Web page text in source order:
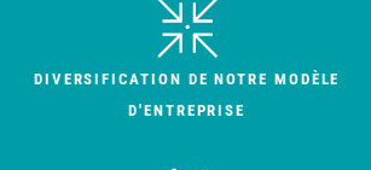
DIVERSIFICATION DE NOTRE MODÈLE
D'ENTREPRISE